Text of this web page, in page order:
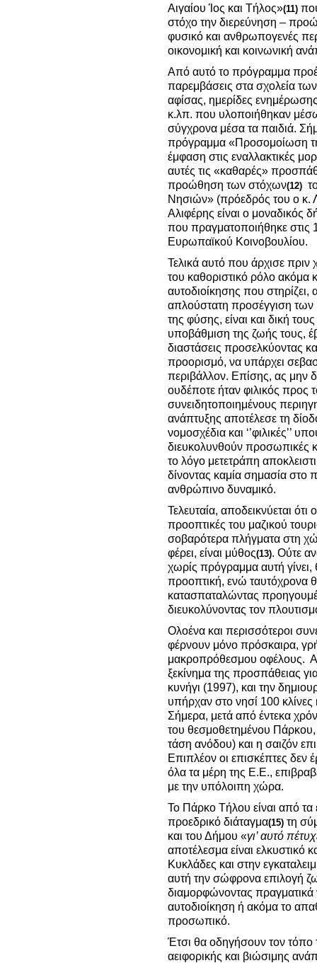
Αιγαίου Ίος και Τήλος»(11)
στόχο την διερεύνηση –
φυσικό και ανθρωπογενές
οικονομική και κοινωνική
Από αυτό το πρόγραμμα
παρεμβάσεις στα σχολεία
αφίσας, ημερίδες
κ.λπ. που υλοποιήθηκαν
σύγχρονα μέσα τα παιδιά.
πρόγραμμα «Προσομοίωση
έμφαση στις εναλλακτικές
αυτές τις «καθαρές»
προώθηση των στόχων(12)
Νησιών» (πρόεδρός του ο κ.
Αλιφέρης είναι ο
που πραγματοποιήθηκε στις
Ευρωπαϊκού Κοινοβουλίου.
Τελικά αυτό που άρχισε πριν
του καθοριστικό ρόλο ακόμα
αυτοδιοίκησης που στηρίζει,
απλούστατη προσέγγιση των
της φύσης, είναι και δική
υποβάθμιση της ζωής τους,
διαστάσεις προσελκύοντας
προορισμό, να υπάρχει
περιβάλλον. Επίσης, ας μην
ουδέποτε ήταν φιλικός προς
συνειδητοποιημένους
ανάπτυξης αποτέλεσε τη
νομοσχέδια και ‘’φιλικές’’
διευκολυνθούν προσωπικές
το λόγο μετετράπη
δίνοντας καμία σημασία στο
ανθρώπινο δυναμικό.
Τελευταία, αποδεικνύεται ότι
προοπτικές του μαζικού
σοβαρότερα πλήγματα στη
φέρει, είναι μύθος(13). Ούτε
χωρίς πρόγραμμα αυτή γίνει,
προοπτική, ενώ ταυτόχρονα
κατασπαταλώντας
διευκολύνοντας τον
Ολοένα και περισσότεροι
φέρνουν μόνο πρόσκαιρα,
μακροπρόθεσμου οφέλους.
ξεκίνημα της προσπάθειας
κυνήγι (1997), και την
υπήρχαν στο νησί 100 κλίνες
Σήμερα, μετά από έντεκα
του θεσμοθετημένου Πάρκου,
τάση ανόδου) και η σαιζόν
Επιπλέον οι επισκέπτες δεν
όλα τα μέρη της Ε.Ε.,
με την υπόλοιπη χώρα.
Το Πάρκο Τήλου είναι από
προεδρικό διάταγμα(15) τη
και του Δήμου «γι’ αυτό
αποτέλεσμα είναι ελκυστικό
Κυκλάδες και στην
αυτή την σώφρονα επιλογή
διαμορφώνοντας πραγματικά
αυτοδιοίκηση ή ακόμα το
προσωπικό.
Έτσι θα οδηγήσουν τον τόπο
αειφορικής και βιώσιμης